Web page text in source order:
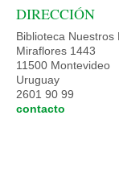
DIRECCIÓN
Biblioteca Nuestros
Miraflores 1443
11500 Montevideo
Uruguay
2601 90 99
contacto